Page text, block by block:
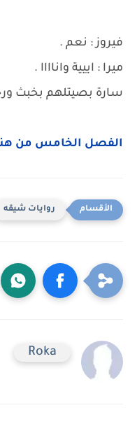
فيروز : نعم .
ميرا : اييية واناااا .
سارة بصيتلهم بخبث
الفصل الخامس من
روايات شيقه
Roka